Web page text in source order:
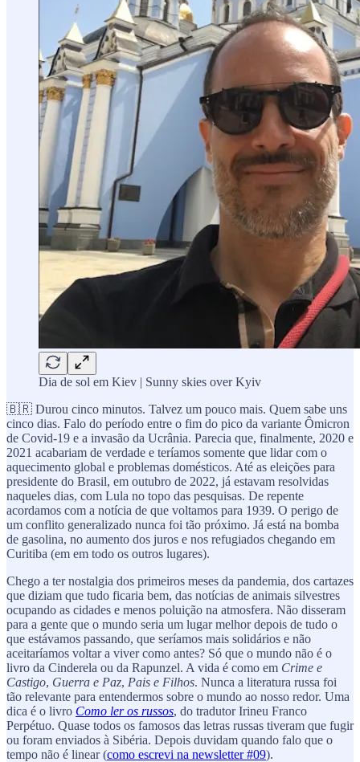
Dia de sol em Kiev | Sunny skies over Kyiv
🇧🇷 Durou cinco minutos. Talvez um pouco mais. Quem sabe uns
cinco dias. Falo do período entre o fim do pico da variante Ômicron
de Covid-19 e a invasão da Ucrânia. Parecia que, finalmente, 2020 e
2021 acabariam de verdade e teríamos somente que lidar com o
aquecimento global e problemas domésticos. Até as eleições para
presidente do Brasil, em outubro de 2022, já estavam resolvidas
naqueles dias, com Lula no topo das pesquisas. De repente
acordamos com a notícia de que voltamos para 1939. O perigo de
um conflito generalizado nunca foi tão próximo. Já está na bomba
de gasolina, no aumento dos juros e nos refugiados chegando em
Curitiba (em em todo os outros lugares).
Chego a ter nostalgia dos primeiros meses da pandemia, dos cartazes
que diziam que tudo ficaria bem, das notícias de animais silvestres
ocupando as cidades e menos poluição na atmosfera. Não disseram
para a gente que o mundo seria um lugar melhor depois de tudo o
que estávamos passando, que seríamos mais solidários e não
aceitaríamos voltar a viver como antes? Só que o mundo não é o
livro da Cinderela ou da Rapunzel. A vida é como em Crime e
Castigo, Guerra e Paz, Pais e Filhos. Nunca a literatura russa foi
tão relevante para entendermos sobre o mundo ao nosso redor. Uma
dica é o livro Como ler os russos, do tradutor Irineu Franco
Perpétuo. Quase todos os famosos das letras russas tiveram que fugir
ou foram enviados à Sibéria. Depois duvidam quando falo que o
tempo não é linear (como escrevi na newsletter #09).